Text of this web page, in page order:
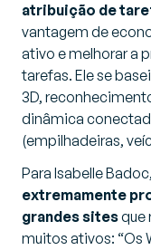
atribuição de
vantagem de
ativo e melhorar a
tarefas. Ele se
3D,
dinâmica
(empilhadeiras,
Para Isabelle Badoc,
extremamente
grandes sitesque
muitos ativos: “Os